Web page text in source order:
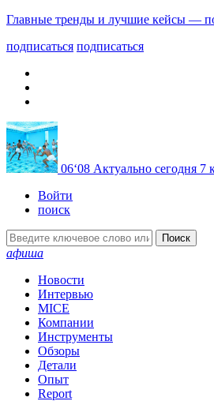
Главные тренды и лучшие кейсы —
подписаться подписаться
06‘08 Актуально сегодня 7
Войти
поиск
Поиск
афиша
Новости
Интервью
MICE
Компании
Инструменты
Обзоры
Детали
Опыт
Report